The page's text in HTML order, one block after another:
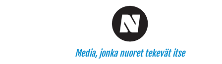
Media, jonka nuoret tekevät itse